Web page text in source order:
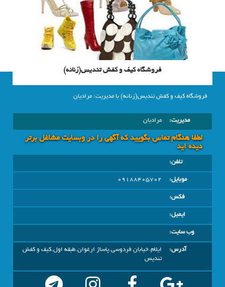
فروشگاه کیف و کفش تندیس(زنانه)
فروشگاه کیف و کفش تندیس(زنانه) با مدیریت: مرادیان
مدیریت: مرادیان
لطفا هنگام تماس بگویید که آگهی را در وبسايت مشاغل برتر
دیده اید
تلفن:
موبایل:
09188405702
فکس:
ایمیل:
وب سایت:
آدرس:
ایلام.خیابان فردوسی.پاساژ ارغوان.طبقه اول.کیف و کفش
تندیس